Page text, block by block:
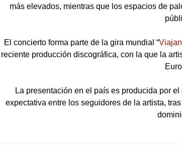
más elevados, mientras que los espacios de
El concierto forma parte de la gira mundial “
reciente producción discográfica, con la que la
La presentación en el país es producida por
expectativa entre los seguidores de la artista,